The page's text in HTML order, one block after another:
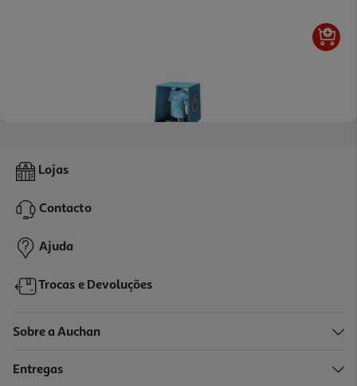
Figura My Jersey Bernardo Silva-Home-Man City
19,99 €
Lojas
Contacto
Ajuda
Trocas e Devoluções
Sobre a Auchan
Entregas